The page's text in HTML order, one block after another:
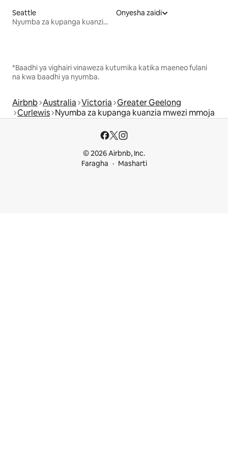
Seattle
Nyumba za kupanga kuanzia mwezi mmoja
Onyesha zaidi
*Baadhi ya vighairi vinaweza kutumika katika maeneo fulani
na kwa baadhi ya nyumba.
Airbnb Australia Victoria Greater Geelong
Curlewis Nyumba za kupanga kuanzia mwezi mmoja
© 2026 Airbnb, Inc.
Faragha
Masharti